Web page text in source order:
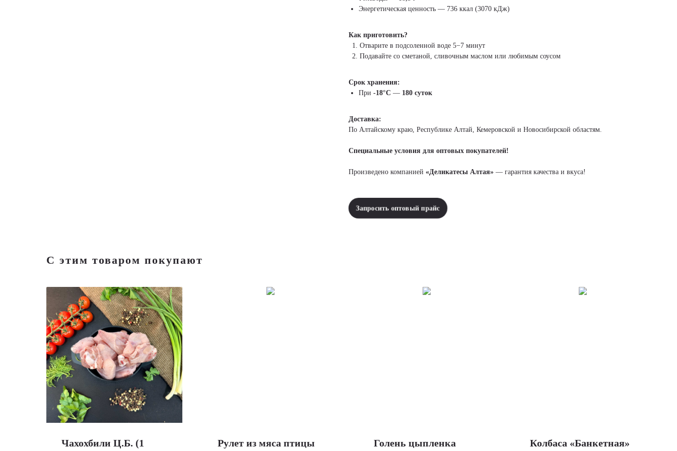
Энергетическая ценность — 736 ккал (3070 кДж)
Как приготовить?
Отварите в подсоленной воде 5−7 минут
Подавайте со сметаной, сливочным маслом или любимым соусом
Срок хранения:
При -18°С — 180 суток
Доставка:
По Алтайскому краю, Республике Алтай, Кемеровской и Новосибирской областям.
Специальные условия для оптовых покупателей!
Произведено компанией «Деликатесы Алтая» — гарантия качества и вкуса!
Запросить оптовый прайс
С этим товаром покупают
Чахохбили Ц.Б. (1
Рулет из мяса птицы
Голень цыпленка
Колбаса «Банкетная»